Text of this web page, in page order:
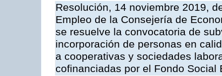
Resolución, 14 noviembre 2019,
Empleo de la Consejería de
se resuelve la convocatoria de
incorporación de personas en
a cooperativas y sociedades
cofinanciadas por el Fondo Social